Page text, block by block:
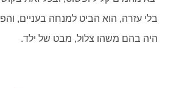
בלי עזרה, הוא הביט למנחה בעניים,
היה בהם משהו צלול, מבט של ילד.